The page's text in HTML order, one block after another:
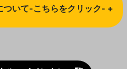
ついて-こちらをクリック- +